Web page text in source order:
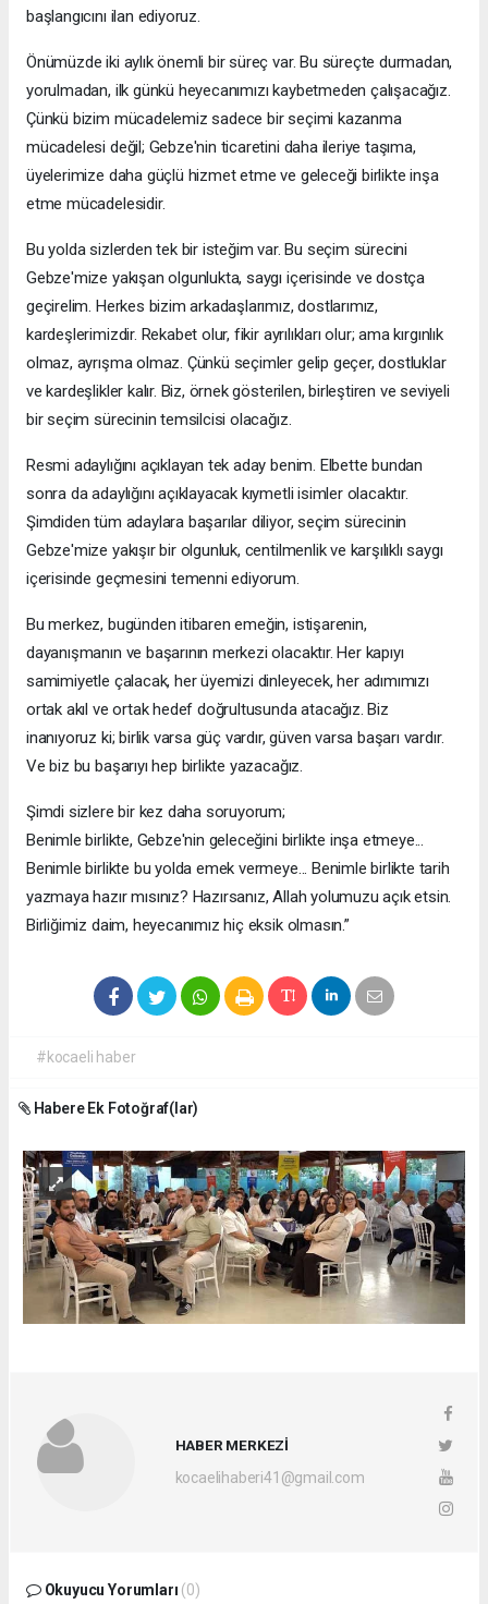
başlangıcını ilan ediyoruz.
Önümüzde iki aylık önemli bir süreç var. Bu süreçte durmadan,
yorulmadan, ilk günkü heyecanımızı kaybetmeden çalışacağız.
Çünkü bizim mücadelemiz sadece bir seçimi kazanma
mücadelesi değil; Gebze'nin ticaretini daha ileriye taşıma,
üyelerimize daha güçlü hizmet etme ve geleceği birlikte inşa
etme mücadelesidir.
Bu yolda sizlerden tek bir isteğim var. Bu seçim sürecini
Gebze'mize yakışan olgunlukta, saygı içerisinde ve dostça
geçirelim. Herkes bizim arkadaşlarımız, dostlarımız,
kardeşlerimizdir. Rekabet olur, fikir ayrılıkları olur; ama kırgınlık
olmaz, ayrışma olmaz. Çünkü seçimler gelip geçer, dostluklar
ve kardeşlikler kalır. Biz, örnek gösterilen, birleştiren ve seviyeli
bir seçim sürecinin temsilcisi olacağız.
Resmi adaylığını açıklayan tek aday benim. Elbette bundan
sonra da adaylığını açıklayacak kıymetli isimler olacaktır.
Şimdiden tüm adaylara başarılar diliyor, seçim sürecinin
Gebze'mize yakışır bir olgunluk, centilmenlik ve karşılıklı saygı
içerisinde geçmesini temenni ediyorum.
Bu merkez, bugünden itibaren emeğin, istişarenin,
dayanışmanın ve başarının merkezi olacaktır. Her kapıyı
samimiyetle çalacak, her üyemizi dinleyecek, her adımımızı
ortak akıl ve ortak hedef doğrultusunda atacağız. Biz
inanıyoruz ki; birlik varsa güç vardır, güven varsa başarı vardır.
Ve biz bu başarıyı hep birlikte yazacağız.
Şimdi sizlere bir kez daha soruyorum;
Benimle birlikte, Gebze'nin geleceğini birlikte inşa etmeye...
Benimle birlikte bu yolda emek vermeye... Benimle birlikte tarih
yazmaya hazır mısınız? Hazırsanız, Allah yolumuzu açık etsin.
Birliğimiz daim, heyecanımız hiç eksik olmasın.”
#kocaeli haber
Habere Ek Fotoğraf(lar)
HABER MERKEZİ
kocaelihaberi41@gmail.com
Okuyucu Yorumları (0)